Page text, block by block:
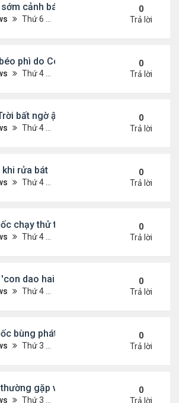
cảnh báo bệnh tiểu đường
Thứ 6 Tháng 8 12, 2022 3:03 pm
0
Trả lời
phì do Covid-19
Thứ 4 Tháng 8 10, 2022 5:13 pm
0
Trả lời
bất ngờ ập tới Trái Đất
Thứ 4 Tháng 8 10, 2022 3:06 pm
0
Trả lời
khi rửa bát
Thứ 4 Tháng 8 10, 2022 3:02 pm
0
Trả lời
chạy thử tàu đệm từ treo ngược
Thứ 4 Tháng 8 10, 2022 3:01 pm
0
Trả lời
dao hai lưỡi' với các nước đang
Thứ 4 Tháng 8 10, 2022 2:19 pm
0
Trả lời
bùng phát loại virus mới
Thứ 3 Tháng 8 09, 2022 10:10 am
0
Trả lời
gặp và cách khắc phục
Thứ 3 Tháng 8 09, 2022 9:58 am
0
Trả lời